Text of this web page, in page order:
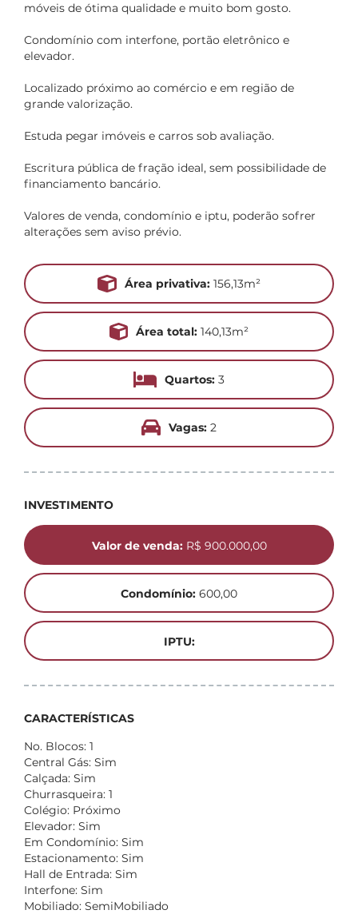
móveis de ótima qualidade e muito bom gosto.
Condomínio com interfone, portão eletrônico e
elevador.
Localizado próximo ao comércio e em região de
grande valorização.
Estuda pegar imóveis e carros sob avaliação.
Escritura pública de fração ideal, sem possibilidade de
financiamento bancário.
Valores de venda, condomínio e iptu, poderão sofrer
alterações sem aviso prévio.
Área privativa:156,13m²
Área total: 140,13m²
Quartos:3
Vagas:2
INVESTIMENTO
Valor de venda:R$ 900.000,00
Condomínio: 600,00
IPTU:
CARACTERÍSTICAS
No. Blocos: 1
Central Gás: Sim
Calçada: Sim
Churrasqueira: 1
Colégio: Próximo
Elevador: Sim
Em Condomínio: Sim
Estacionamento: Sim
Hall de Entrada: Sim
Interfone: Sim
Mobiliado: SemiMobiliado